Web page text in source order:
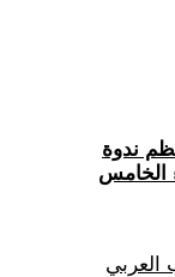
ندوة
الخامس
العربي